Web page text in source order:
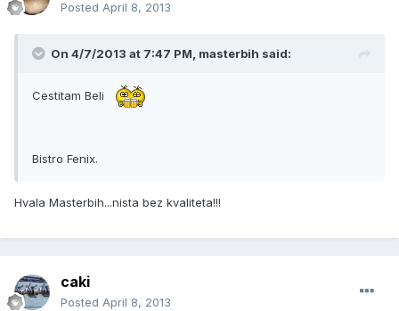
Posted April 8, 2013
On 4/7/2013 at 7:47 PM, masterbih said:
Cestitam Beli
Bistro Fenix.
Hvala Masterbih...nista bez kvaliteta!!!
caki
Posted April 8, 2013